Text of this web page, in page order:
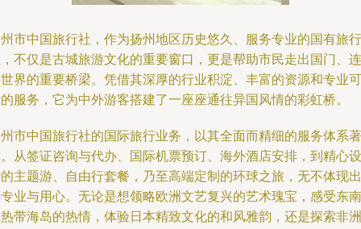
市中国旅行社，作为扬州地区历史悠久、服务专业的国有旅行
不仅是古城旅游文化的重要窗口，更是帮助市民走出国门、连
界的重要桥梁。凭借其深厚的行业积淀、丰富的资源和专业可
服务，它为中外游客搭建了一座座通往异国风情的彩虹桥。
市中国旅行社的国际旅行业务，以其全面而精细的服务体系著
从签证咨询与代办、国际机票预订、海外酒店安排，到精心设
主题游、自由行套餐，乃至高端定制的环球之旅，无不体现出
业与用心。无论是想领略欧洲文艺复兴的艺术瑰宝，感受东南
带海岛的热情，体验日本精致文化的和风雅韵，还是探索非洲